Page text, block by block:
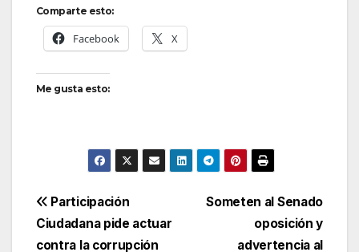
Comparte esto:
Facebook X
Me gusta esto:
Navegación
de
Someten al Senado
oposición y
advertencia al
Participación
Ciudadana pide actuar
contra la corrupción